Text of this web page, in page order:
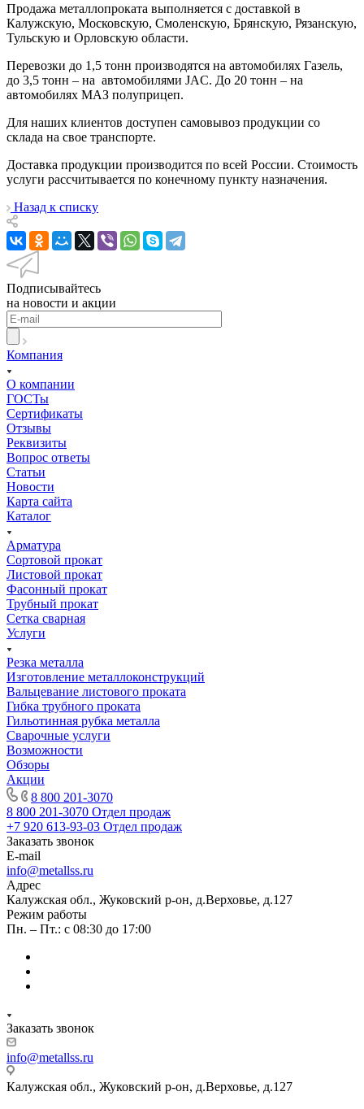
Продажа металлопроката выполняется с доставкой в
Калужскую, Московскую, Смоленскую, Брянскую, Рязанскую,
Тульскую и Орловскую области.
Перевозки до 1,5 тонн производятся на автомобилях Газель,
до 3,5 тонн – на автомобилями JAC. До 20 тонн – на
автомобилях МАЗ полуприцеп.
Для наших клиентов доступен самовывоз продукции со
склада на свое транспорте.
Доставка продукции производится по всей России. Стоимость
услуги рассчитывается по конечному пункту назначения.
Назад к списку
Подписывайтесь
на новости и акции
Компания
О компании
ГОСТы
Сертификаты
Отзывы
Реквизиты
Вопрос ответы
Статьи
Новости
Карта сайта
Каталог
Арматура
Сортовой прокат
Листовой прокат
Фасонный прокат
Трубный прокат
Сетка сварная
Услуги
Резка металла
Изготовление металлоконструкций
Вальцевание листового проката
Гибка трубного проката
Гильотинная рубка металла
Сварочные услуги
Возможности
Обзоры
Акции
8 800 201-3070
8 800 201-3070 Отдел продаж
+7 920 613-93-03 Отдел продаж
Заказать звонок
E-mail
info@metallss.ru
Адрес
Калужская обл., Жуковский р-он, д.Верховье, д.127
Режим работы
Пн. – Пт.: с 08:30 до 17:00
Заказать звонок
info@metallss.ru
Калужская обл., Жуковский р-он, д.Верховье, д.127